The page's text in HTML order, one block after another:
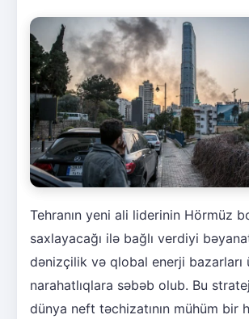
Tehranın yeni ali liderinin Hörmüz
saxlayacağı ilə bağlı verdiyi
dənizçilik və qlobal enerji bazarları
narahatlıqlara səbəb olub. Bu
dünya neft təchizatının mühüm bir